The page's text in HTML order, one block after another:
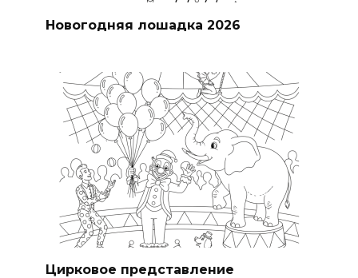
Новогодняя лошадка 2026
Цирковое представление